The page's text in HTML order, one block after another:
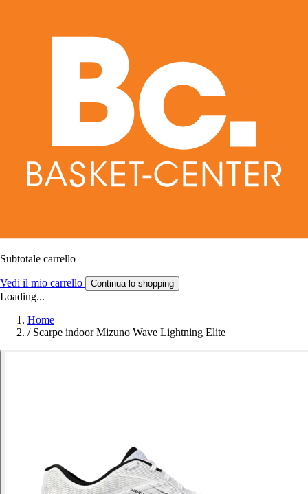
Subtotale carrello
Vedi il mio carrello Continua lo shopping
Loading...
Home
/ Scarpe indoor Mizuno Wave Lightning Elite